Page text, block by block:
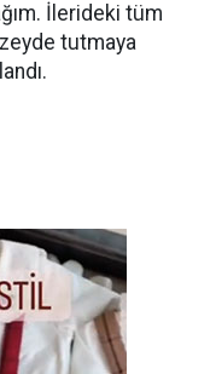
İlerideki tüm
tutmaya